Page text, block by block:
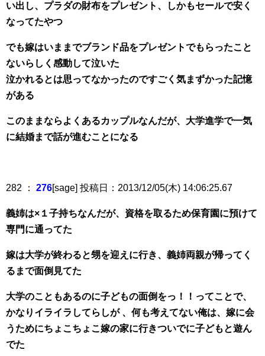
い出し、プラダの財布をプレゼント、しかもセールで安く
なってたやつ
でも嫁はいままでブランド品をプレゼントでもらったこと
ないらしく感動して泣いた
泣かれるとは思ってなかったのですごく気まずかった記憶
がある
このままならよくあるカップルなんだが、大学進学で一気
に結婚まで話が進むことになる
282 ： 276[sage] 投稿日：2013/12/05(木) 14:06:25.67
義姉は×１子持ちなんだが、資格を取るため保育園に預けて
専門に通ってた
嫁は大学が終わると甥を迎えに行き、義姉両親が帰ってく
るまで面倒見てた
大学のこともあるのに子どもの面倒をっ！！ってことで、
かなりイライラしてらしが 、何も考えてない俺は、嫁に会
うためにちょこちょこ嫁の家に行きついでに子どもと遊ん
でた